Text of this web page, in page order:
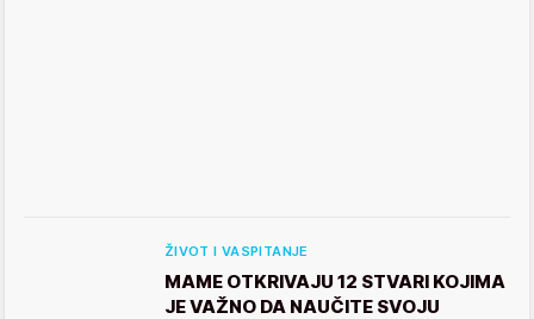
ŽIVOT I VASPITANJE
MAME OTKRIVAJU 12 STVARI KOJIMA
JE VAŽNO DA NAUČITE SVOJU